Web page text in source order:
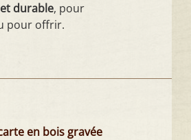
durable, pour
pour offrir.
en bois gravée